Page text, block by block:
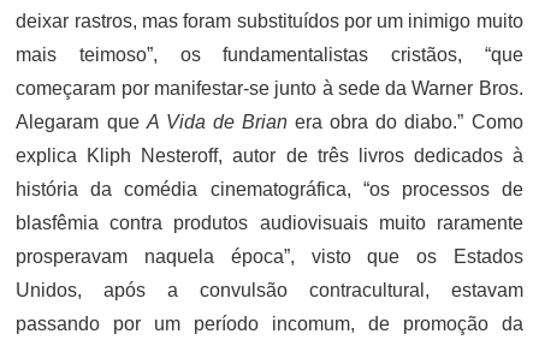
deixar rastros, mas foram substituídos por um inimigo muito
mais teimoso”, os fundamentalistas cristãos, “que
começaram por manifestar-se junto à sede da Warner Bros.
Alegaram queA Vida de Brian era obra do diabo.” Como
explica Kliph Nesteroff, autor de três livros dedicados à
história da comédia cinematográfica, “os processos de
blasfêmia contra produtos audiovisuais muito raramente
prosperavam naquela época”, visto que os Estados
Unidos, após a convulsão contracultural, estavam
passando por um período incomum, de promoção da